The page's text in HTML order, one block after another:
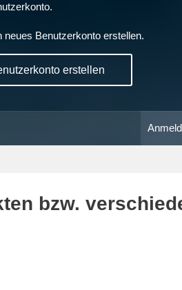
neues Benutzerkonto erstellen.
erstellen
bzw.